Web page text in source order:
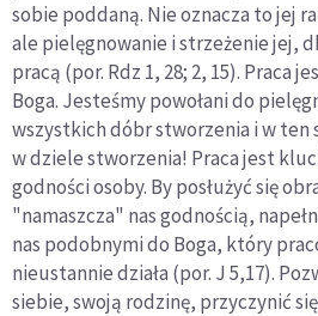
sobie poddaną. Nie oznacza to jej
ale pielęgnowanie i strzeżenie jej,
pracą (por. Rdz 1, 28; 2, 15). Praca
Boga. Jesteśmy powołani do
wszystkich dóbr stworzenia i w ten
w dziele stworzenia! Praca jest
godności osoby. By posłużyć się
"namaszcza" nas godnością,
nas podobnymi do Boga, który
nieustannie działa (por. J 5,17).
siebie, swoją rodzinę, przyczynić